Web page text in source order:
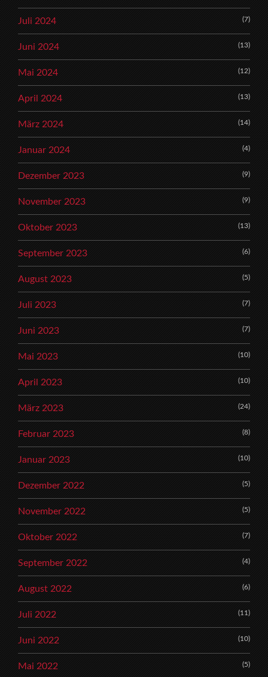
Juli 2024 (7)
Juni 2024 (13)
Mai 2024 (12)
April 2024 (13)
März 2024 (14)
Januar 2024 (4)
Dezember 2023 (9)
November 2023 (9)
Oktober 2023 (13)
September 2023 (6)
August 2023 (5)
Juli 2023 (7)
Juni 2023 (7)
Mai 2023 (10)
April 2023 (10)
März 2023 (24)
Februar 2023 (8)
Januar 2023 (10)
Dezember 2022 (5)
November 2022 (5)
Oktober 2022 (7)
September 2022 (4)
August 2022 (6)
Juli 2022 (11)
Juni 2022 (10)
Mai 2022 (5)